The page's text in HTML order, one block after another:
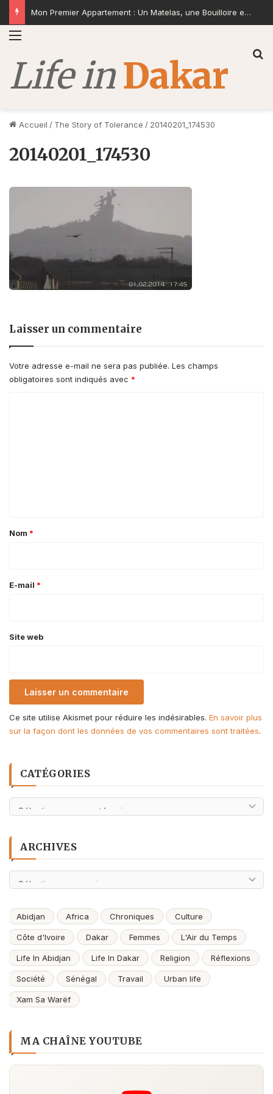
Mon Premier Appartement : Un Matelas, une Bouilloire et la Volonté de Construire
Menu
Accueil / The Story of Tolerance / 20140201_174530
20140201_174530
Laisser un commentaire
Votre adresse e-mail ne sera pas publiée. Les champs
obligatoires sont indiqués avec *
a
e
Nom *
E-mail *
Site web
Ce site utilise Akismet pour réduire les indésirables. En savoir plus
sur la façon dont les données de vos commentaires sont traitées.
CATÉGORIES
Catégories
ARCHIVES
Archives
Abidjan Africa Chroniques Culture
Côte d'Ivoire Dakar Femmes L'Air du Temps
Life In Abidjan Life In Dakar Religion Réflexions
Société Sénégal Travail Urban life
Xam Sa Warëf
MA CHAÎNE YOUTUBE